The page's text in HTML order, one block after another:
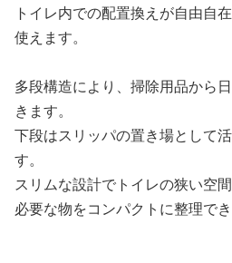
トイレ内での配置換えが自由自
使えます。
多段構造により、掃除用品から
きます。
下段はスリッパの置き場として
す。
スリムな設計でトイレの狭い空
必要な物をコンパクトに整理で